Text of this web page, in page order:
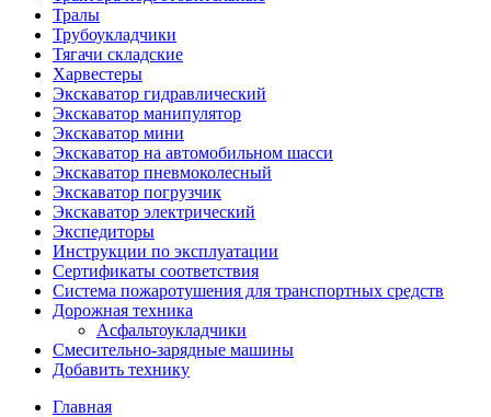
Тралы
Трубоукладчики
Тягачи складские
Харвестеры
Экскаватор гидравлический
Экскаватор манипулятор
Экскаватор мини
Экскаватор на автомобильном шасси
Экскаватор пневмоколесный
Экскаватор погрузчик
Экскаватор электрический
Экспедиторы
Инструкции по эксплуатации
Сертификаты соответствия
Система пожаротушения для транспортных средств
Дорожная техника
Асфальтоукладчики
Смесительно-зарядные машины
Добавить технику
Главная